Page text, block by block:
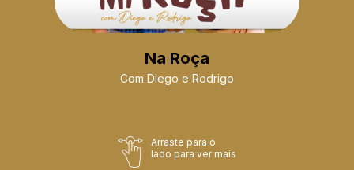
Na Roça
Com Diego e Rodrigo
Arraste para o
lado para ver mais